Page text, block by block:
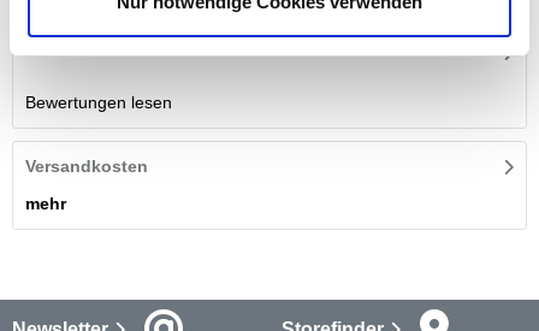
Bewertungen
Bewertungen lesen
Versandkosten
mehr